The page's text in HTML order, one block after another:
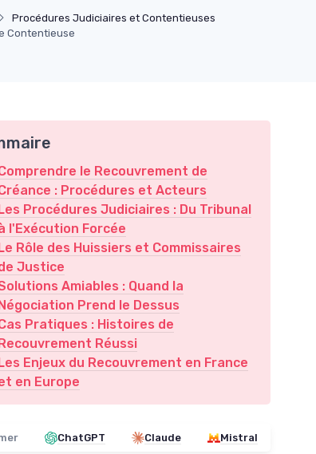
Procédures Judiciaires et Contentieuses
Contentieuse
le Recouvrement de
: Procédures et Acteurs
Procédures Judiciaires : Du Tribunal
l'Exécution Forcée
Rôle des Huissiers et Commissaires
Justice
Amiables : Quand la
Prend le Dessus
Pratiques : Histoires de
Réussi
Enjeux du Recouvrement en France
en Europe
ChatGPT Claude Mistral